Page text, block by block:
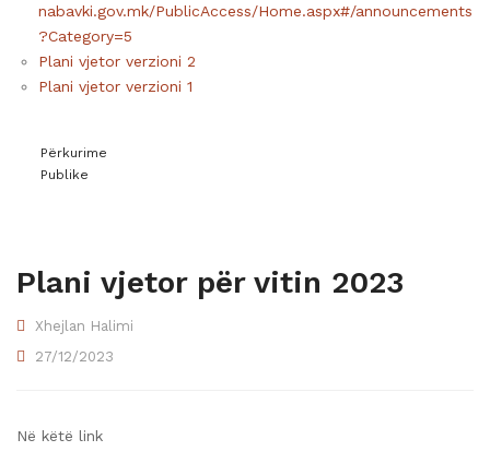
nabavki.gov.mk/PublicAccess/Home.aspx#/announcements
?Category=5
Plani vjetor verzioni 2
Plani vjetor verzioni 1
Përkurime
Publike
Plani vjetor për vitin 2023
Xhejlan Halimi
27/12/2023
Në këtë link